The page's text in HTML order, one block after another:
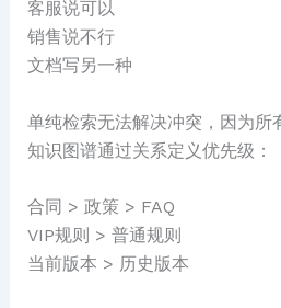
客服说可以
销售说不行
文档写另一种
单纯检索无法解决冲突，因为所
知识图谱通过关系定义优先级：
合同 > 政策 > FAQ
VIP规则 > 普通规则
当前版本 > 历史版本